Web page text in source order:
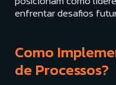
enfrentar desafios
Como
de Processos?